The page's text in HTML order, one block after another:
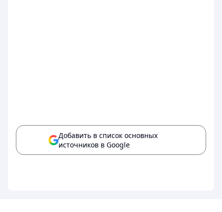
Добавить в список основных
источников в Google